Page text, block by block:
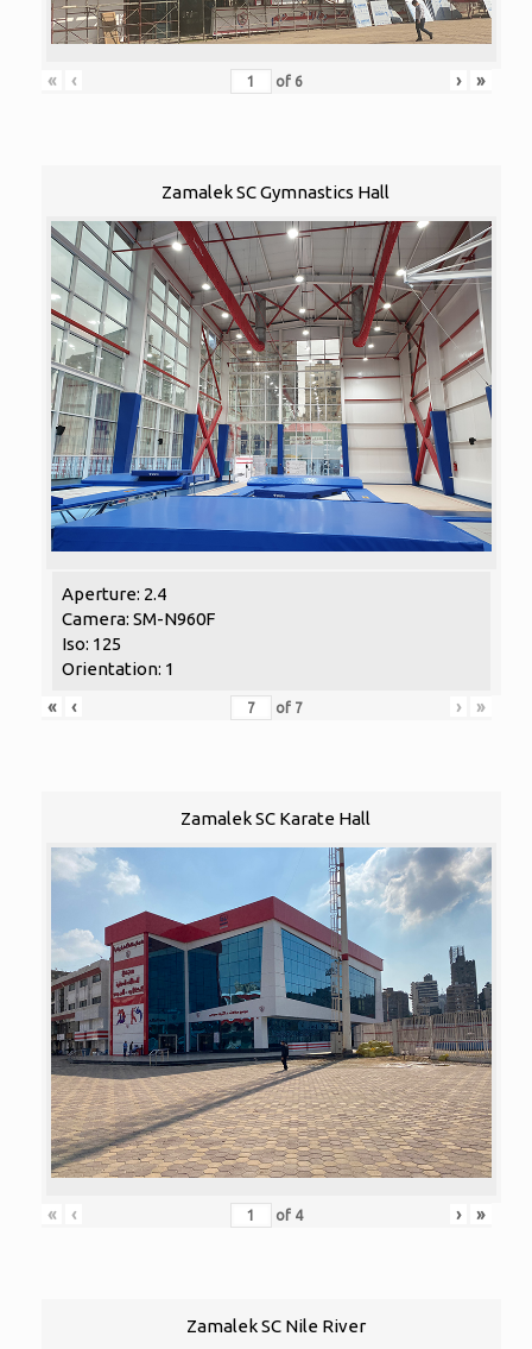
« ‹ of 6 › »
Zamalek SC Gymnastics Hall
Aperture: 2.4
Camera: SM-N960F
Iso: 125
Orientation: 1
«
‹ of 7 › »
Zamalek SC Karate Hall
« ‹ of 4 › »
Zamalek SC Nile River